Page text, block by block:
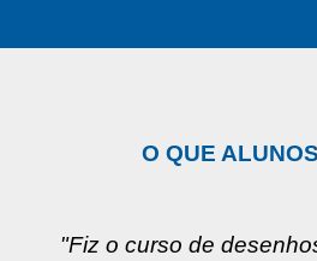
O QUE
"Fiz o curso de